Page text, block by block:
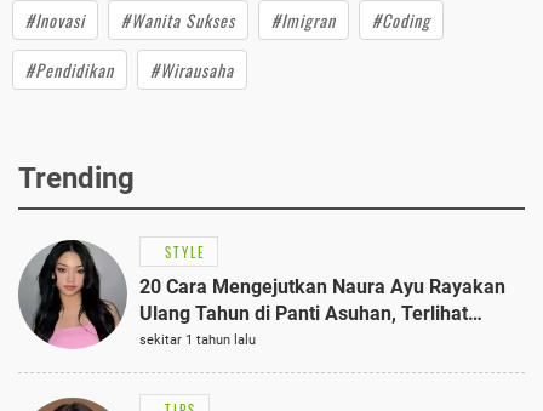
#Inovasi
#Wanita Sukses #Imigran
#Coding
#Pendidikan
#Wirausaha
Trending
STYLE
20 Cara Mengejutkan Naura Ayu Rayakan
Ulang Tahun di Panti Asuhan, Terlihat
Anggun dengan Kaftan Cokelat
sekitar 1 tahun lalu